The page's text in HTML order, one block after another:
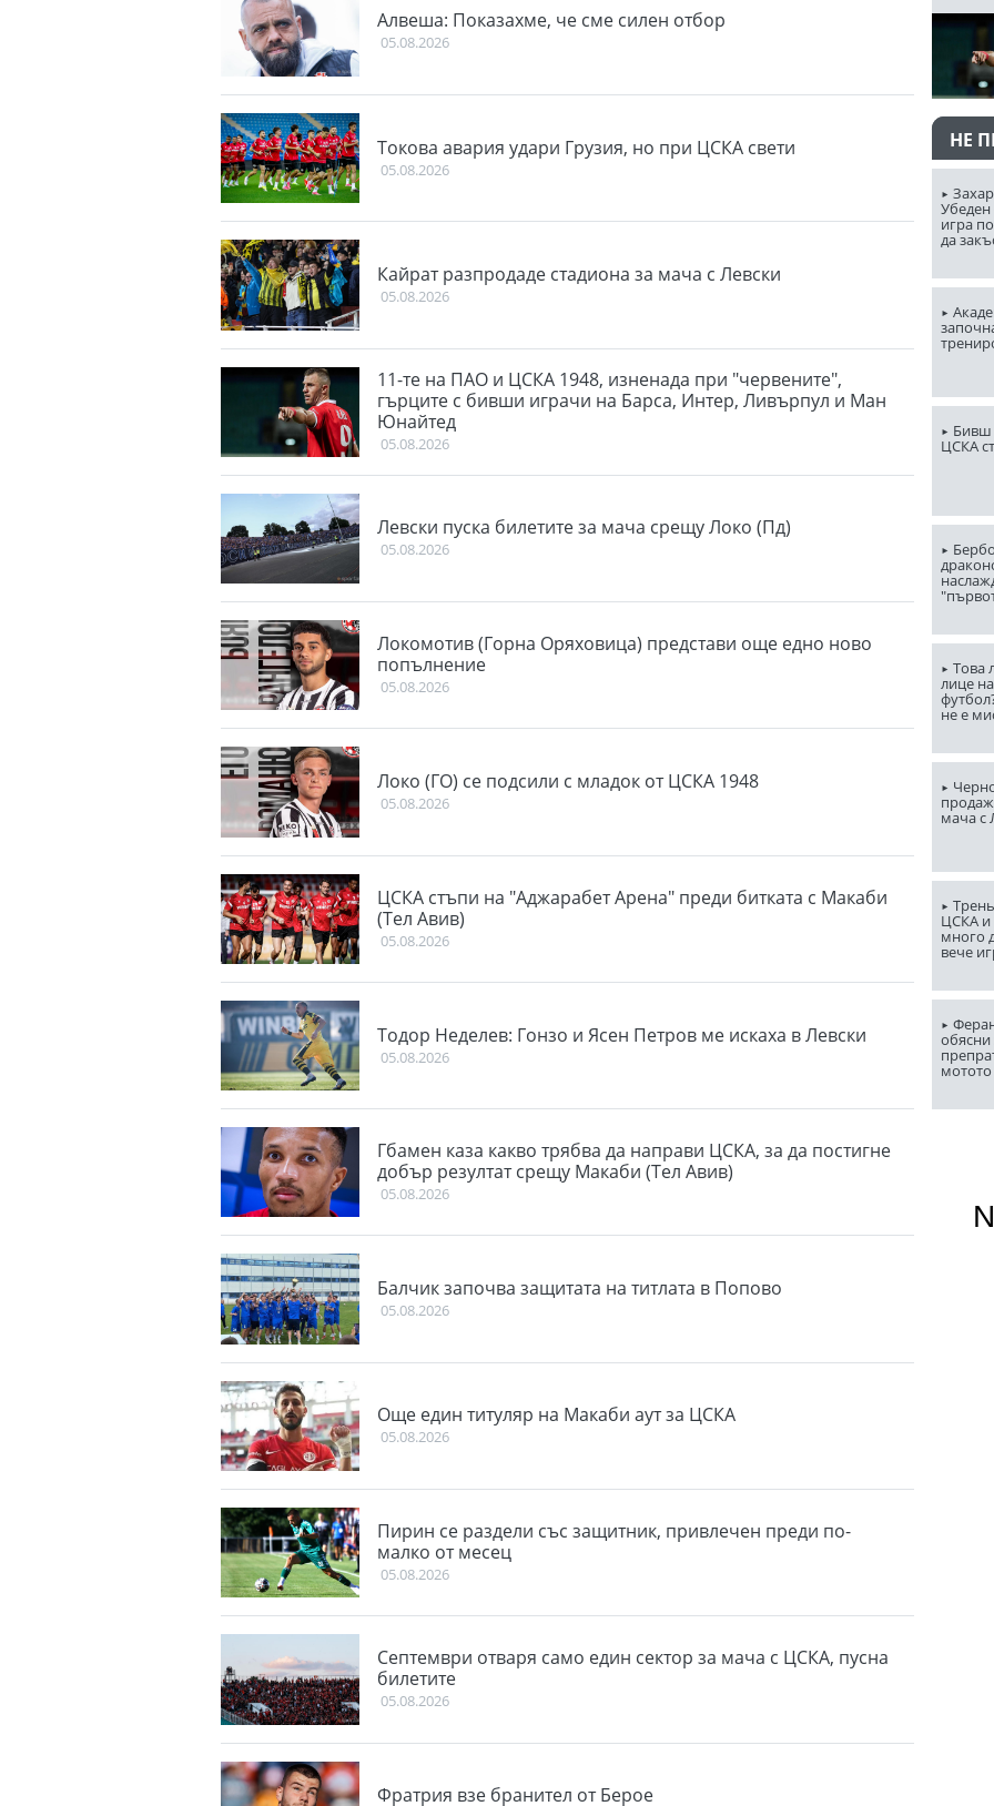
Алвеша: Показахме, че сме силен отбор
05.08.2026
Токова авария удари Грузия, но при ЦСКА свети
05.08.2026
Кайрат разпродаде стадиона за мача с Левски
05.08.2026
11-те на ПАО и ЦСКА 1948, изненада при "червените",
гърците с бивши играчи на Барса, Интер, Ливърпул и Ман
Юнайтед
05.08.2026
Левски пуска билетите за мача срещу Локо (Пд)
05.08.2026
Локомотив (Горна Оряховица) представи още едно ново
попълнение
05.08.2026
Локо (ГО) се подсили с младок от ЦСКА 1948
05.08.2026
ЦСКА стъпи на "Аджарабет Арена" преди битката с Макаби
(Тел Авив)
05.08.2026
Тодор Неделев: Гонзо и Ясен Петров ме искаха в Левски
05.08.2026
Гбамен каза какво трябва да направи ЦСКА, за да постигне
добър резултат срещу Макаби (Тел Авив)
05.08.2026
Балчик започва защитата на титлата в Попово
05.08.2026
Още един титуляр на Макаби аут за ЦСКА
05.08.2026
Пирин се раздели със защитник, привлечен преди по-
малко от месец
05.08.2026
Септември отваря само един сектор за мача с ЦСКА, пусна
билетите
05.08.2026
Фратрия взе бранител от Берое
НЕ
Убеден
игра
да
Бивш
ЦСКА
Това
лице
не е
мача с
ЦСКА и
много
вече
обясни